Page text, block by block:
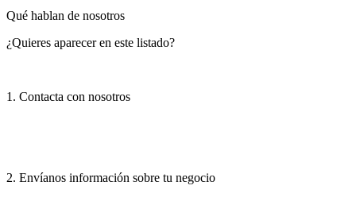
Qué hablan de nosotros
¿Quieres aparecer en este listado?
1. Contacta con nosotros
2. Envíanos información sobre tu negocio